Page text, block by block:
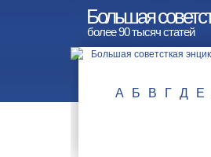
Большая
более 90 тысяч статей
А Б В Г Д Е